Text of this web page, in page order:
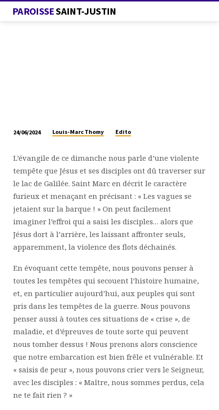
PAROISSESAINT-JUSTIN
DE
PEUR »
OU
« SAISIS
PAR
L’AMOUR
DU
CHRIST »
:
NOUS
DE
CHOISIR
!
24/06/2024 Louis-Marc Thomy Edito
L’évangile de ce dimanche nous parle d’une violente
tempête que Jésus et ses disciples ont dû traverser sur
le lac de Galilée. Saint Marc en décrit le caractère
furieux et menaçant en précisant : « Les vagues se
jetaient sur la barque ! » On peut facilement
imaginer l’effroi qui a saisi les disciples… alors que
Jésus dort à l’arrière, les laissant affronter seuls,
apparemment, la violence des flots déchainés.
En évoquant cette tempête, nous pouvons penser à
toutes les tempêtes qui secouent l’histoire humaine,
et, en particulier aujourd’hui, aux peuples qui sont
pris dans les tempêtes de la guerre. Nous pouvons
penser aussi à toutes ces situations de « crise », de
maladie, et d’épreuves de toute sorte qui peuvent
nous tomber dessus ! Nous prenons alors conscience
que notre embarcation est bien frêle et vulnérable. Et
« saisis de peur », nous pouvons crier vers le Seigneur,
avec les disciples : « Maître, nous sommes perdus, cela
ne te fait rien ? »